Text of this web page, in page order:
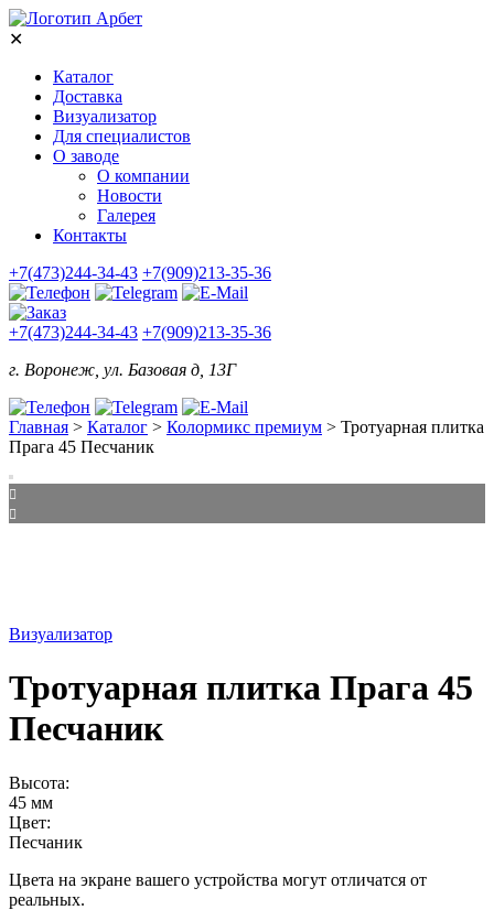
✕
Каталог
Доставка
Визуализатор
Для специалистов
О заводе
О компании
Новости
Галерея
Контакты
+7(473)244-34-43 +7(909)213-35-36
+7(473)244-34-43 +7(909)213-35-36
г. Воронеж, ул. Базовая д, 13Г
Главная > Каталог > Колормикс премиум > Тротуарная плитка
Прага 45 Песчаник
Визуализатор
Тротуарная плитка Прага 45
Песчаник
Высота:
45 мм
Цвет:
Песчаник
Цвета на экране вашего устройства могут отличатся от
реальных.